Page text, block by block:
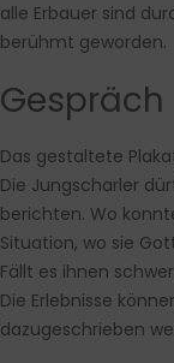
alle Erbauer sind
berühmt geworden.
Gespräch
Das gestaltete
Die Jungscharler
berichten. Wo
Situation, wo sie
Fällt es ihnen
Die Erlebnisse
dazugeschrieben